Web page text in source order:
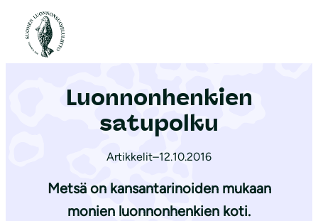
Etusivu
Luonnonhenkien
satupolku
Artikkelit–12.10.2016
Metsä on kansantarinoiden mukaan
monien luonnonhenkien koti.